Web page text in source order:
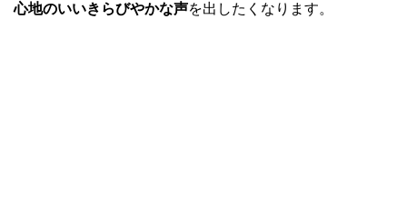
心地のいいきらびやかな声を出したくなります。